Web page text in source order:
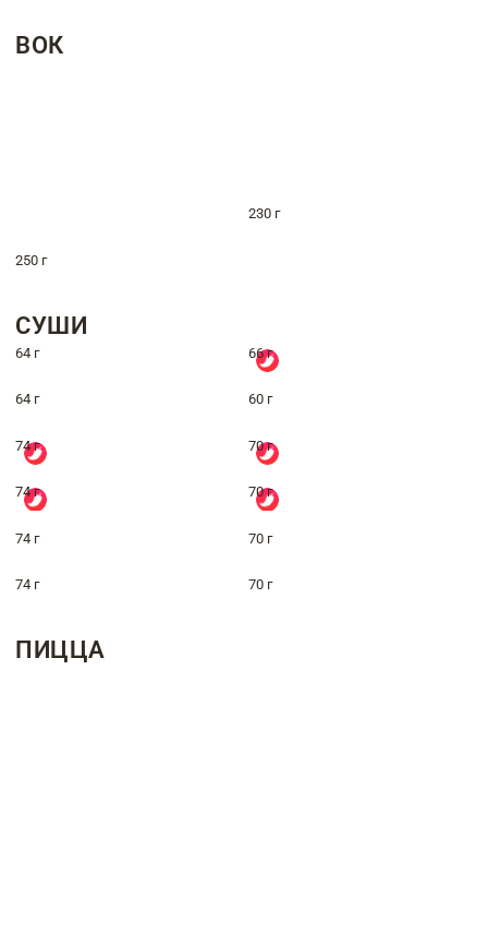
ВОК
230 г
250 г
СУШИ
64 г 66 г
64 г 60 г
74 г 70 г
74 г 70 г
74 г 70 г
74 г 70 г
ПИЦЦА